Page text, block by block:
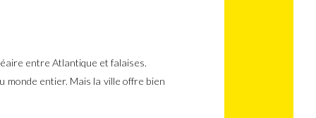
entre Atlantique et falaises.
entier. Mais la ville offre bien